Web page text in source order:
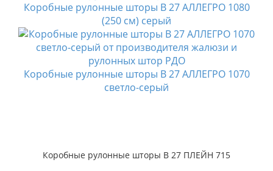
Коробные рулонные шторы B 27 АЛЛЕГРО 1080
(250 см) серый
Коробные рулонные шторы B 27 АЛЛЕГРО 1070
светло-серый
Коробные рулонные шторы B 27 ПЛЕЙН 715